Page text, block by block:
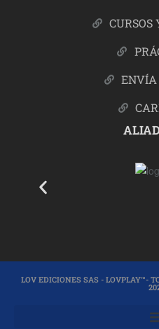
CURSOS
ENVÍA
LOV EDICIONES SAS - LOVPLAY™-